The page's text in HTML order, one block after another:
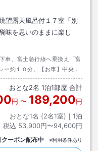
望露天風呂付１７室「別
味を思いのままに楽し
車、富士急行線へ乗換え「富
ー約１０分。【お車】中央高
おとな2名 1泊1部屋 合計
円 〜 189,200円
おとな1名 (2名1室)｜ 1泊
税込 53,900円〜94,600円
クーポン配布中 ※利用条件あり